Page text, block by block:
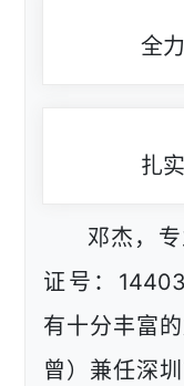
全
扎
邓杰，
证号：
有十分丰富
曾）兼任深